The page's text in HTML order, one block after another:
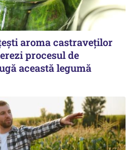
aroma castraveților
procesul de
această legumă